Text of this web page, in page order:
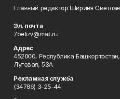
Главный редактор Шириня
Эл. почта
7belizv@mail.ru
Адрес
452000, Республика
Луговая, 53А
Рекламная служба
(34786) 3-25-44